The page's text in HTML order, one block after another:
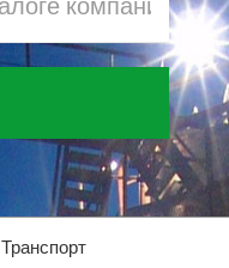
Транспорт